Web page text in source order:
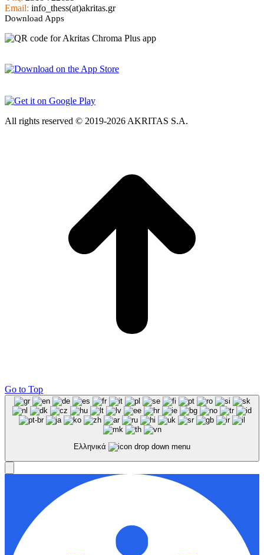
Email: info_thess(at)akritas.gr
Download Apps
All rights reserved © 2019-2026 AKRITAS S.A.
Go to Top
Ελληνικά